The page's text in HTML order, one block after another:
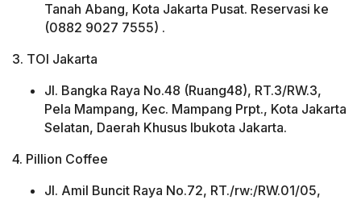
Tanah Abang, Kota Jakarta Pusat. Reservasi ke
(0882 9027 7555) .
3. TOI Jakarta
Jl. Bangka Raya No.48 (Ruang48), RT.3/RW.3,
Pela Mampang, Kec. Mampang Prpt., Kota Jakarta
Selatan, Daerah Khusus Ibukota Jakarta.
4. Pillion Coffee
Jl. Amil Buncit Raya No.72, RT./rw:/RW.01/05,